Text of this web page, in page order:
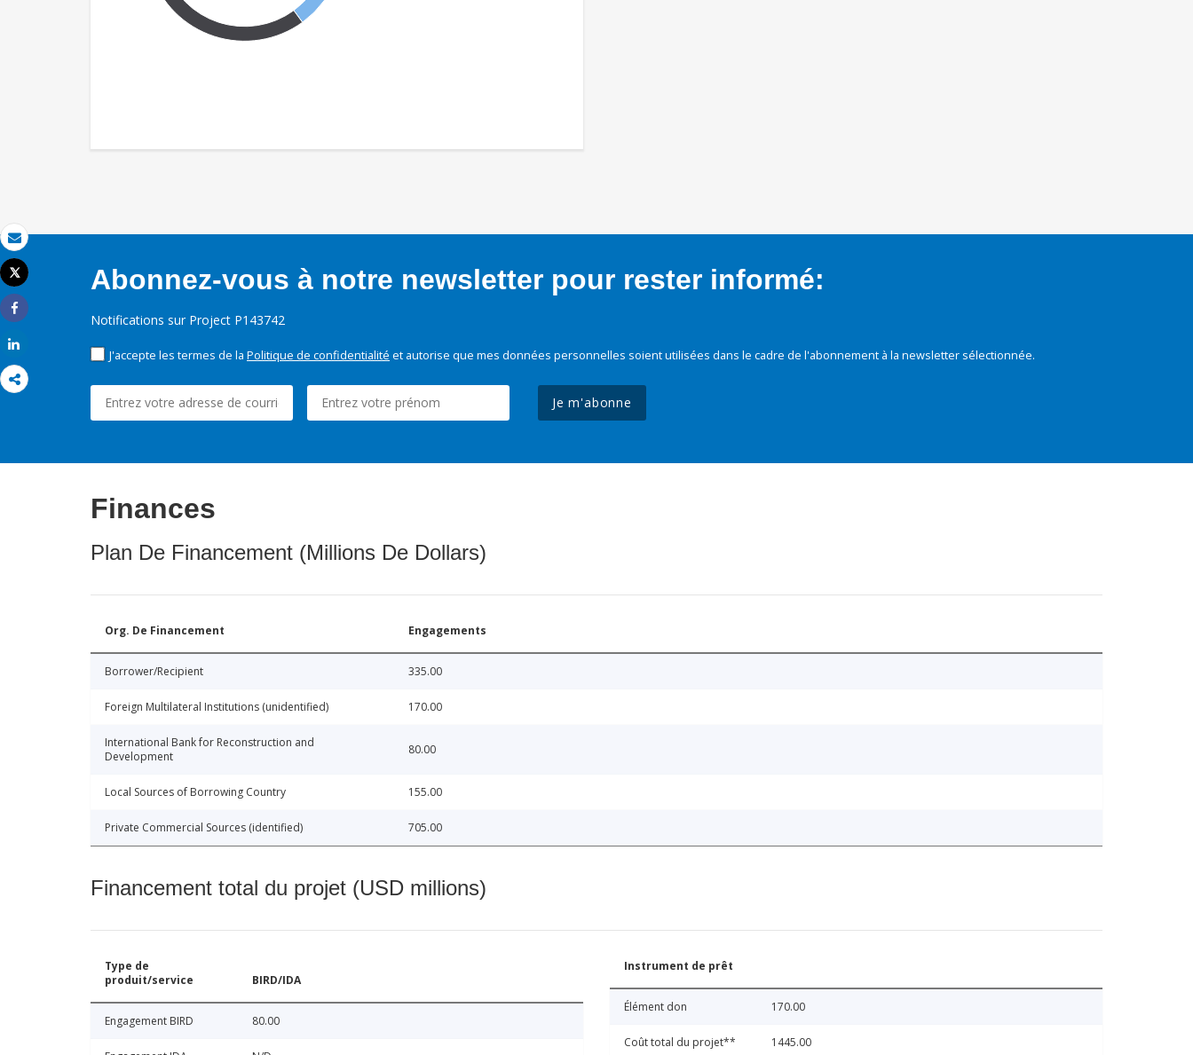
Email
Imprimer
Tweet
Share
Abonnez-vous à notre newsletter pour rester informé:
Notifications sur Project P143742
J'accepte les termes de la Politique de confidentialité et autorise que mes données personnelles soient utilisées dans le cadre de l'abonnement à la newsletter sélectionnée.
Je m'abonne
Finances
Plan De Financement (Millions De Dollars)
Org. De Financement Engagements
Borrower/Recipient 335.00
Foreign Multilateral Institutions (unidentified) 170.00
International Bank for Reconstruction and
Development
80.00
Local Sources of Borrowing Country 155.00
Private Commercial Sources (identified) 705.00
Financement total du projet (USD millions)
Type de
produit/service
BIRD/IDA
Engagement BIRD 80.00
Instrument de prêt
Élément don 170.00
Coût total du projet** 1445.00